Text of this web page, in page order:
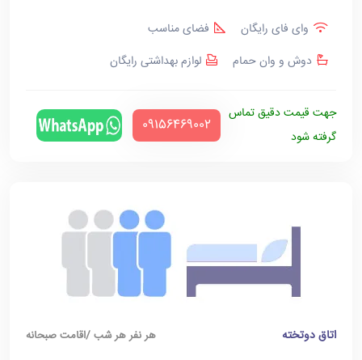
وای فای رایگان
فضای مناسب
دوش و وان حمام
لوازم بهداشتی رایگان
جهت قیمت دقیق تماس
گرفته شود
‪09156469002‬
اتاق دوتخته هر نفر هر شب /اقامت صبحانه